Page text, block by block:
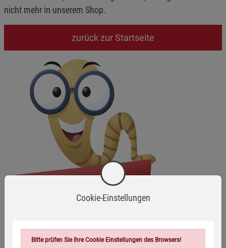
nicht mehr in unserem Shop.
zurück zur Startseite
Cookie-Einstellungen
Bitte prüfen Sie Ihre Cookie Einstellungen des Browsers!